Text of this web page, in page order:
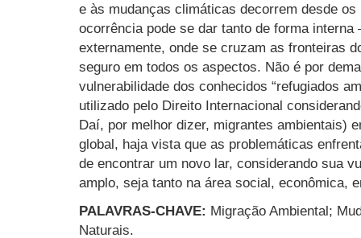
e às mudanças climáticas decorrem desde
ocorrência pode se dar tanto de forma interna
externamente, onde se cruzam as fronteiras
seguro em todos os aspectos. Não é por
vulnerabilidade dos conhecidos “refugiados
utilizado pelo Direito Internacional
Daí, por melhor dizer, migrantes ambientais)
global, haja vista que as problemáticas
de encontrar um novo lar, considerando sua
amplo, seja tanto na área social, econômica,
PALAVRAS-CHAVE: Migração Ambiental;
Naturais.